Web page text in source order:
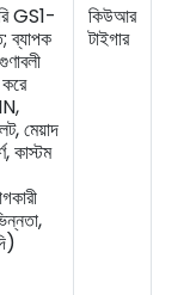
GS1-
ব্যাপক
মেয়াদ
কাস্টম
কিউআর
টাইগার